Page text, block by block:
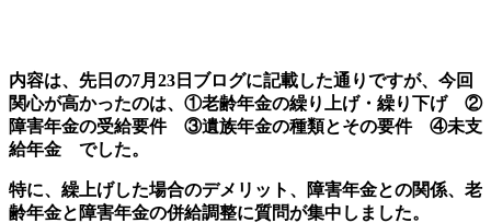
内容は、先日の7月23日ブログに記載した通りですが、今回
関心が高かったのは、①老齢年金の繰り上げ・繰り下げ ②
障害年金の受給要件 ③遺族年金の種類とその要件 ④未支
給年金 でした。
特に、繰上げした場合のデメリット、障害年金との関係、老
齢年金と障害年金の併給調整に質問が集中しました。